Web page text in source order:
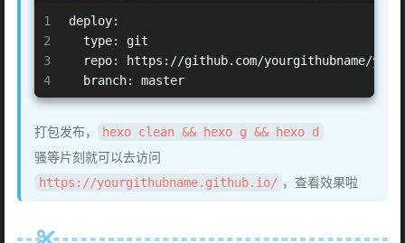
1
2
3
4
deploy:
  type: git
repo: https://github.com/yourgithubname/
  branch: master
打包发布， hexo clean && hexo g && hexo d
骚等片刻就可以去访问
https://yourgithubname.github.io/ ，查看效果啦